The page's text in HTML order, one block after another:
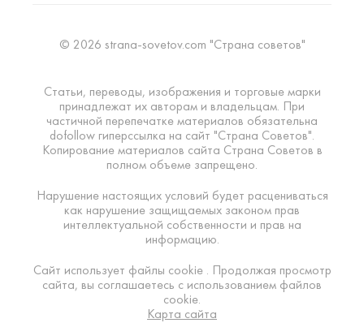
© 2026 strana-sovetov.com "Страна советов"
Статьи, переводы, изображения и торговые марки
принадлежат их авторам и владельцам. При
частичной перепечатке материалов обязательна
dofollow гиперссылка на сайт "Страна Советов".
Копирование материалов сайта Страна Советов в
полном объеме запрещено.
Нарушение настоящих условий будет расцениваться
как нарушение защищаемых законом прав
интеллектуальной собственности и прав на
информацию.
Сайт использует файлы cookie . Продолжая просмотр
сайта, вы соглашаетесь с использованием файлов
cookie.
Карта сайта